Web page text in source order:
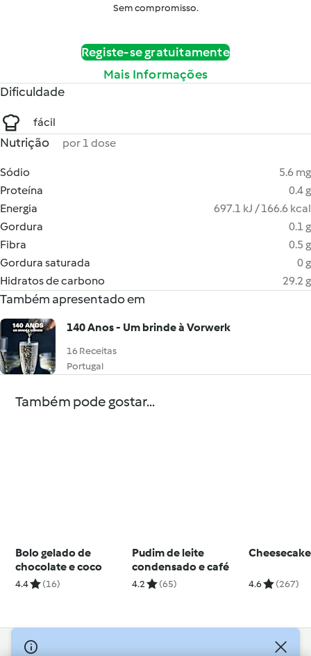
Sem compromisso.
Registe-se gratuitamente
Mais Informações
Dificuldade
fácil
Nutrição por 1 dose
Sódio
5.6 mg
Proteína
0.4 g
Energia
697.1 kJ / 166.6 kcal
Gordura
0.1 g
Fibra
0.5 g
Gordura saturada
0 g
Hidratos de carbono
29.2 g
Também apresentado em
140 Anos - Um brinde à Vorwerk
16 Receitas
Portugal
Também pode gostar...
Bolo gelado de
chocolate e coco
4.4 (16)
Pudim de leite
condensado e café
4.2 (65) 4.6 (267)
© Copyright 2026